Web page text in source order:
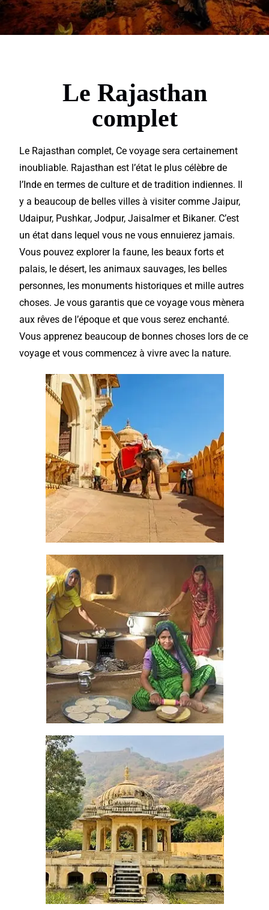
Le Rajasthan
complet
Le Rajasthan complet, Cevoyage sera certainement
inoubliable. Rajasthan est l’état le plus célèbre de
l’Inde en termes de culture et de tradition indiennes. Il
y a beaucoup de belles villes àvisitercommeJaipur,
Udaipur, Pushkar, Jodpur, Jaisalmer et Bikaner. C’est
un état dans lequel vous ne vous ennuierez jamais.
Vous pouvezexplorerla faune, les beaux forts et
palais, le désert, les animaux sauvages, les belles
personnes, les monuments historiques et mille autres
choses. Je vous garantis que ce voyage vous mènera
aux rêves de l’époque et que vous serez enchanté.
Vous apprenez beaucoup de bonnes choses lors de ce
voyage et vous commencez à vivre avec la nature.